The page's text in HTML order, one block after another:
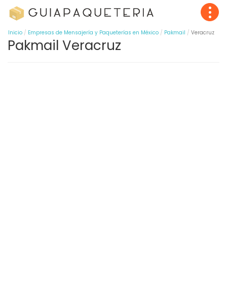
Inicio Empresas de Mensajería y Paqueterías en México Pakmail Veracruz
Pakmail Veracruz